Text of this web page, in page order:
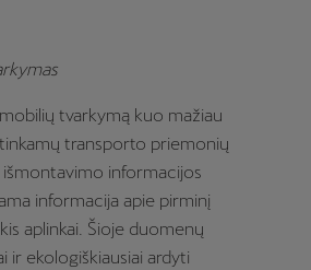
tvarkymą kuo mažiau
transporto priemonių
išmontavimo informacijos
informacija apie pirminį
aplinkai. Šioje duomenų
ir ekologiškiausiai ardyti